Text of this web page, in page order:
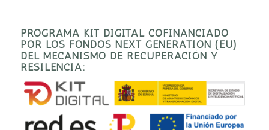
PROGRAMA KIT DIGITAL COFINANCIADO
POR LOS FONDOS NEXT GENERATION (EU)
DEL MECANISMO DE RECUPERACIÓN Y
RESILENCIA: